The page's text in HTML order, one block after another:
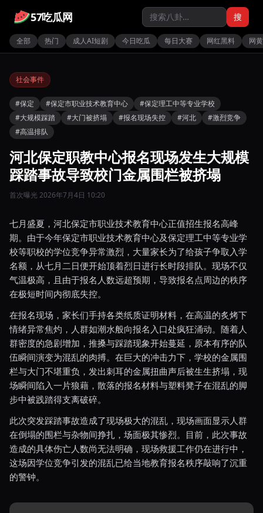
57吃瓜网 搜
全部 热门 成人AI短剧 今日吃瓜 每日大赛 网红黑料 网
社会事件
#保定 #保定市职业技术教育中心
#保定理工中等专业学校
#大规模踩踏
#大门被挤塌 #报名现场失控 #河北
#激烈竞争
#高温排队
河北保定职教中心报名现场发生大规模
踩踏事故导致校门金属围栏被挤塌
首次曝光 2026年7月4日 10:20
七月盛夏，河北保定市职业技术教育中心正值招生报名高峰
期。由于今年保定市职业技术教育中心及保定理工中等专业学
校等职校的学位竞争异常激烈，大量家长为了给孩子争取入学
名额，从七月二日便开始顶着烈日进行长时段排队。现场不仅
气温极高，且由于报名人数远超预期，导致报名点周边的秩序
在极短时间内彻底失控。
在报名现场，家长们手持各类纸质证明材料，在高温的炙烤下
情绪异常焦灼，人群如潮水般向报名入口处疯狂涌动。随着人
群密度的急剧增加，推搡与踩踏现象开始蔓延，原本有序的队
伍瞬间演变为混乱的肉搏。在巨大的冲击力下，学校的金属围
栏与大门不堪重负，发出刺耳的金属扭曲声后被生生挤塌，现
场瞬间陷入一片狼藉，散落的报名材料与塑料凳子在混乱的脚
步中被践踏得支离破碎。
此次突发踩踏事故造成了现场极大的混乱，现场画面显示人群
在倒塌的围栏与杂物间挣扎，场面极其惨烈。目前，此次事故
造成的具体伤亡人数尚无法明确，现场救援工作仍在进行中，
这场因学位竞争引发的混乱已给当地教育报名秩序敲响了沉重
的警钟。